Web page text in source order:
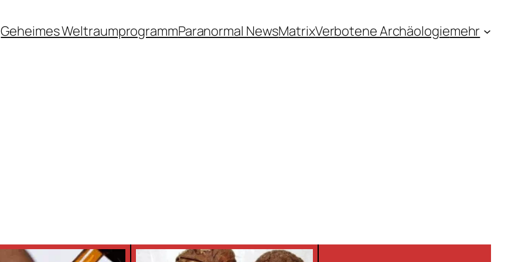
Geheimes WeltraumprogrammParanormal NewsMatrixVerbotene Archäologiemehr